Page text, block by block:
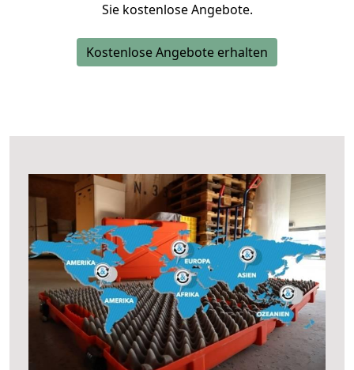
Sie kostenlose Angebote.
Kostenlose Angebote erhalten